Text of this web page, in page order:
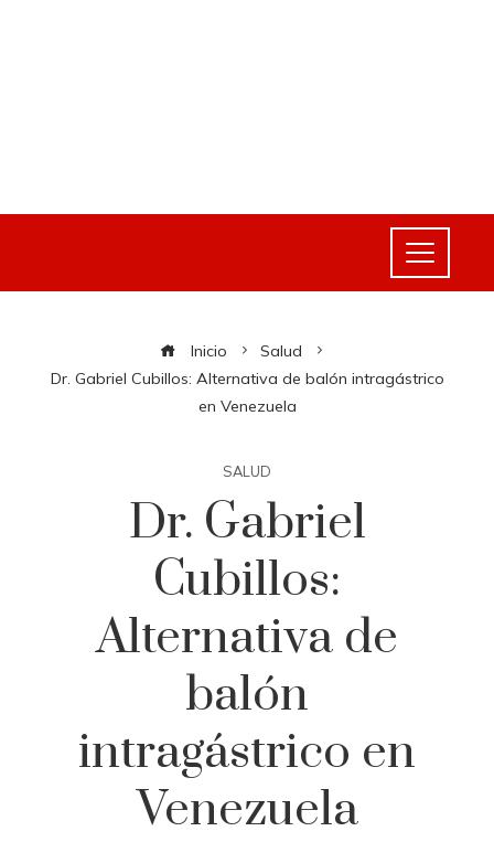
Inicio
Salud
Dr. Gabriel Cubillos: Alternativa de balón intragástrico
en Venezuela
SALUD
Dr. Gabriel
Cubillos:
Alternativa de
balón
intragástrico en
Venezuela